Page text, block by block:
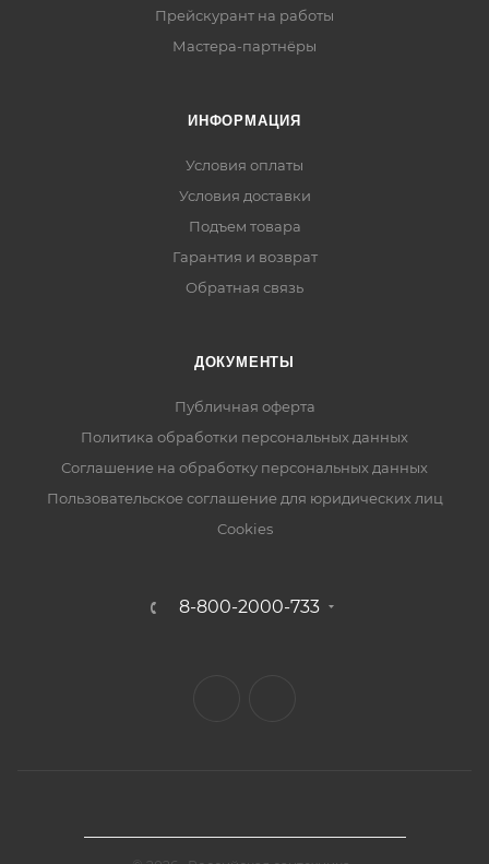
Прейскурант на работы
Мастера-партнёры
ИНФОРМАЦИЯ
Условия оплаты
Условия доставки
Подъем товара
Гарантия и возврат
Обратная связь
ДОКУМЕНТЫ
Публичная оферта
Политика обработки персональных данных
Соглашение на обработку персональных данных
Пользовательское соглашение для юридических лиц
Cookies
8-800-2000-733